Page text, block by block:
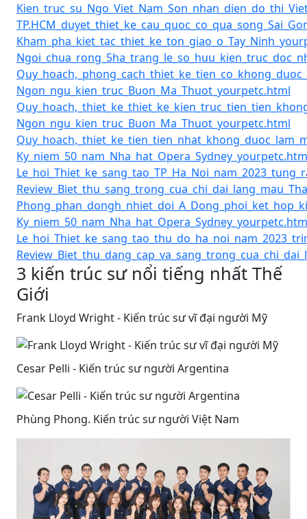
Ngon_ngu_kien_truc_Buon_Ma_Thuot_yourpetc.html
Ngon_ngu_kien_truc_Buon_Ma_Thuot_yourpetc.html
3 kiến trúc sư nổi tiếng nhất Thế
Giới
Frank Lloyd Wright - Kiến trúc sư vĩ đại người Mỹ
Cesar Pelli - Kiến trúc sư người Argentina
Phùng Phong. Kiến trúc sư người Việt Nam